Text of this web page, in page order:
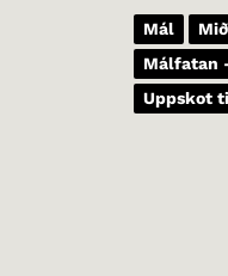
Mál
Málfatan
Uppskot